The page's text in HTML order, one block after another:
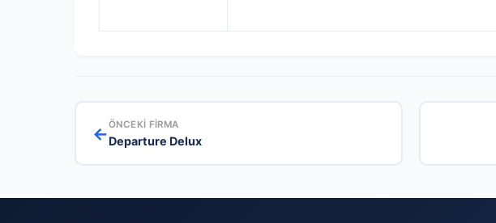
←ÖNCEKI FIRMA
Departure Delux